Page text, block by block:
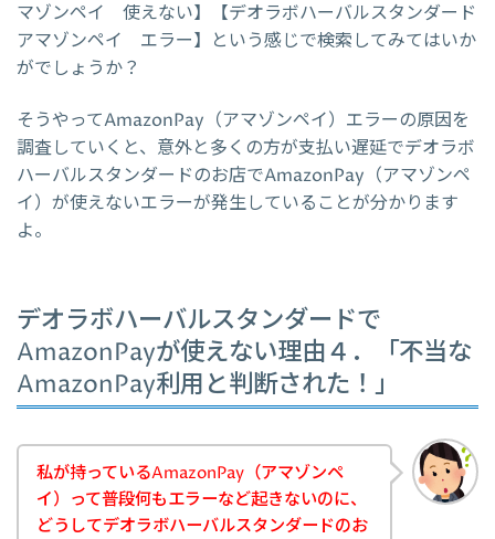
マゾンペイ 使えない】【デオラボハーバルスタンダード
アマゾンペイ エラー】という感じで検索してみてはいか
がでしょうか？
そうやってAmazonPay（アマゾンペイ）エラーの原因を
調査していくと、意外と多くの方が支払い遅延でデオラボ
ハーバルスタンダードのお店でAmazonPay（アマゾンペ
イ）が使えないエラーが発生していることが分かります
よ。
デオラボハーバルスタンダードで
AmazonPayが使えない理由４．「不当な
AmazonPay利用と判断された！」
私が持っているAmazonPay（アマゾンペ
イ）って普段何もエラーなど起きないのに、
どうしてデオラボハーバルスタンダードのお